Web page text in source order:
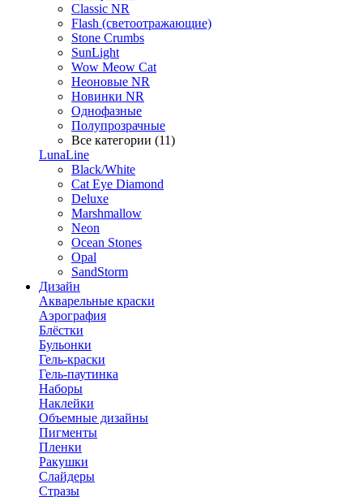
Classic NR
Flash (светоотражающие)
Stone Crumbs
SunLight
Wow Meow Cat
Неоновые NR
Новинки NR
Однофазные
Полупрозрачные
Все категории (11)
LunaLine
Black/White
Cat Eye Diamond
Deluxe
Marshmallow
Neon
Ocean Stones
Opal
SandStorm
Дизайн
Акварельные краски
Аэрография
Блёстки
Бульонки
Гель-краски
Гель-паутинка
Наборы
Наклейки
Объемные дизайны
Пигменты
Пленки
Ракушки
Слайдеры
Стразы